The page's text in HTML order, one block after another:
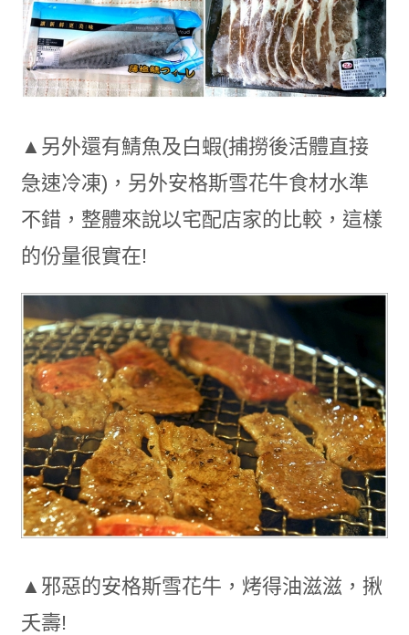
▲另外還有鯖魚及白蝦(捕撈後活體直接
急速冷凍)，另外安格斯雪花牛食材水準
不錯，整體來說以宅配店家的比較，這樣
的份量很實在!
▲邪惡的安格斯雪花牛，烤得油滋滋，揪
夭壽!